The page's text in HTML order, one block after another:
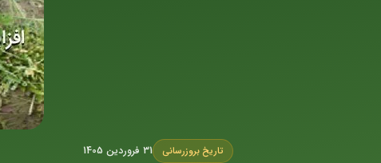
تاریخ بروزرسانی 31 فروردین 1405